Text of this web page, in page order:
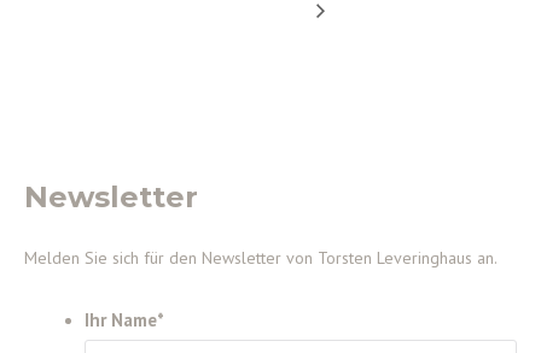
Newsletter
Melden Sie sich für den Newsletter von Torsten Leveringhaus an.
Ihr Name*